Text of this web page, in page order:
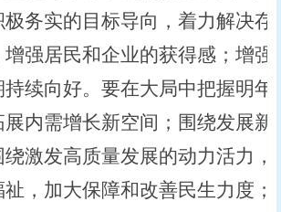
务实的目标导向，着力解决
强居民和企业的获得感；增
续向好。要在大局中把握明
内需增长新空间；围绕发展
激发高质量发展的动力活力
祉，加大保障和改善民生力度